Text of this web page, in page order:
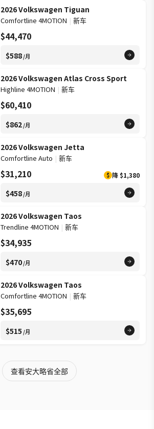
2026 Volkswagen Tiguan
Comfortline 4MOTION | 新车
$44,470
$588/月
2026 Volkswagen Atlas Cross Sport
Highline 4MOTION | 新车
$60,410
$862/月
2026 Volkswagen Jetta
Comfortline Auto | 新车
$31,210 $ 降 $1,380
$458/月
2026 Volkswagen Taos
Trendline 4MOTION | 新车
$34,935
$470/月
2026 Volkswagen Taos
Comfortline 4MOTION | 新车
$35,695
$515 /月
查看安大略省全部